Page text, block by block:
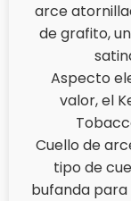
arce
de grafito,
Aspecto
valor, el
Cuello de
tipo de
bufanda para